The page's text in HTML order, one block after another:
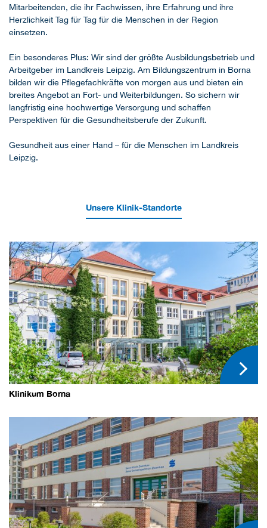
Mitarbeitenden, die ihr Fachwissen, ihre Erfahrung und ihre
Herzlichkeit Tag für Tag für die Menschen in der Region
einsetzen.
Ein besonderes Plus: Wir sind der größte Ausbildungsbetrieb und
Arbeitgeber im Landkreis Leipzig. Am Bildungszentrum in Borna
bilden wir die Pflegefachkräfte von morgen aus und bieten ein
breites Angebot an Fort- und Weiterbildungen. So sichern wir
langfristig eine hochwertige Versorgung und schaffen
Perspektiven für die Gesundheitsberufe der Zukunft.
Gesundheit aus einer Hand – für die Menschen im Landkreis
Leipzig.
Unsere Klinik-Standorte
Klinikum Borna